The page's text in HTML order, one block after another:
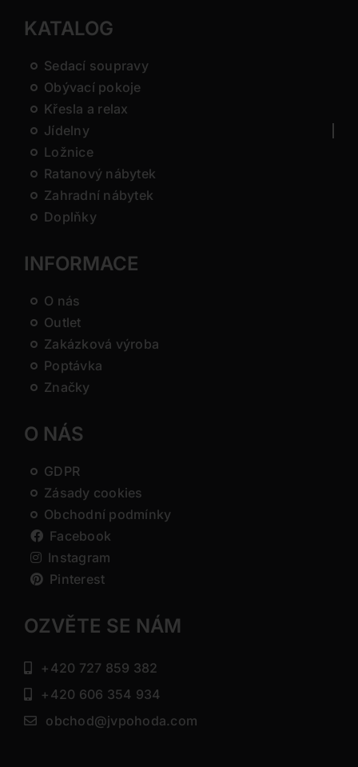
KATALOG
Sedací soupravy
Obývací pokoje
Křesla a relax
Jídelny
Ložnice
Ratanový nábytek
Zahradní nábytek
Doplňky
INFORMACE
O nás
Outlet
Zakázková výroba
Poptávka
Značky
O NÁS
GDPR
Zásady cookies
Obchodní podmínky
Facebook
Instagram
Pinterest
OZVĚTE SE NÁM
+420 727 859 382
+420 606 354 934
obchod@jvpohoda.com